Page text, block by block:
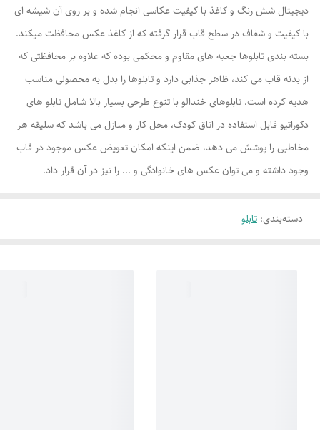
دیجیتال شش رنگ و کاغذ با کیفیت عکاسی انجام شده و بر روی آن شیشه ای
با کیفیت و شفاف در سطح قاب قرار گرفته که از کاغذ عکس محافظت میکند.
بسته بندی تابلوها جعبه های مقاوم و محکمی بوده که علاوه بر محافظتی که
از بدنه قاب می کند، ظاهر جذابی دارد و تابلوها را بدل به محصولی مناسب
هدیه کرده است. تابلوهای خندالو با تنوع طرحی بسیار بالا شامل تابلو های
دکوراتیو قابل استفاده در اتاق کودک، محل کار و منازل می باشد که سلیقه هر
مخاطبی را پوشش می دهد، ضمن اینکه امکان تعویض عکس موجود در قاب
وجود داشته و می توان عکس های خانوادگی و ... را نیز در آن قرار داد.
دسته‌بندی: تابلو